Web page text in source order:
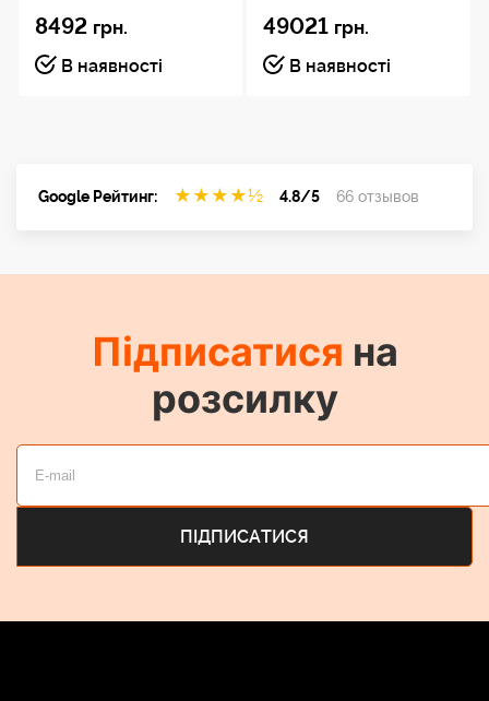
8492 грн.
В наявності
49021 грн.
В наявності
Google Рейтинг: ★ ★ ★ ★½ 4.8/5 66 отзывов
Підписатися на
розсилку